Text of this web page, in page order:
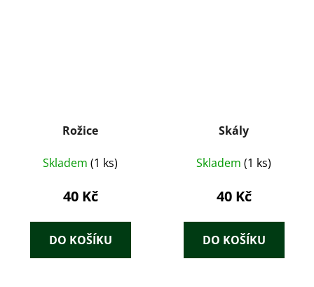
Rožice
Skladem (1 ks)
40 Kč
DO KOŠÍKU
Skály
Skladem (1 ks)
40 Kč
DO KOŠÍKU